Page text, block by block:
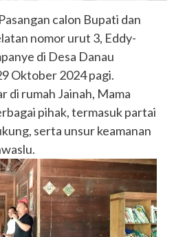
calon Bupati dan
nomor urut 3, Eddy-
di Desa Danau
Oktober 2024 pagi.
di rumah Jainah, Mama
pihak, termasuk partai
serta unsur keamanan